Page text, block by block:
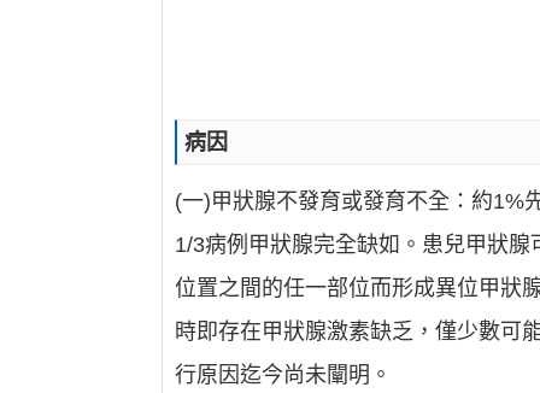
病因
(一)甲狀腺不發育或發育不全：約1%
1/3病例甲狀腺完全缺如。患兒甲狀
位置之間的任一部位而形成異位甲狀
時即存在甲狀腺激素缺乏，僅少數可
行原因迄今尚未闡明。